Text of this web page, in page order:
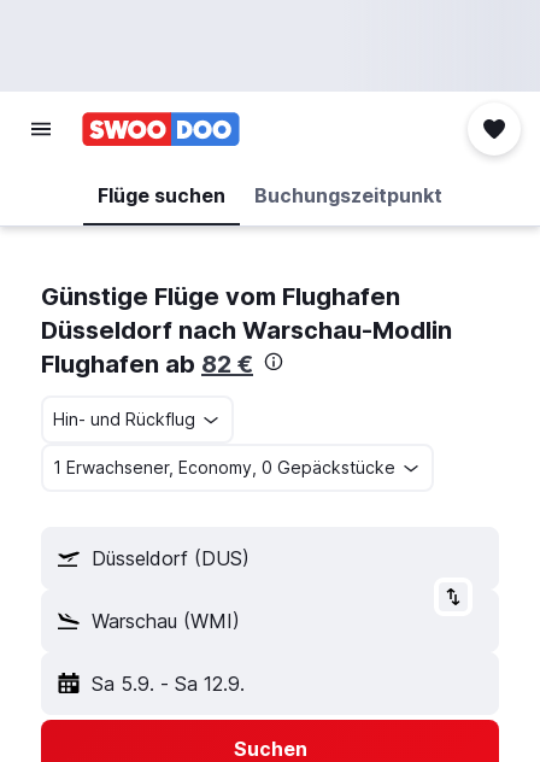
Flüge suchen Buchungszeitpunkt
Günstige Flüge vom Flughafen
Düsseldorf nach Warschau-Modlin
Flughafen ab 82 €
Hin- und Rückflug
1 Erwachsener, Economy, 0 Gepäckstücke
Düsseldorf (DUS)
Warschau (WMI)
Sa 5.9. - Sa 12.9.
Suchen